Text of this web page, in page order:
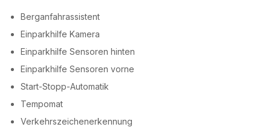
Berganfahrassistent
Einparkhilfe Kamera
Einparkhilfe Sensoren hinten
Einparkhilfe Sensoren vorne
Start-Stopp-Automatik
Tempomat
Verkehrszeichenerkennung